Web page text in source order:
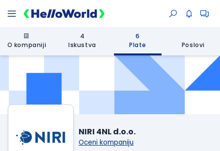
O kompaniji
4
Iskustva
6
Plate
Poslovi
NIRI 4NL d.o.o.
Oceni kompaniju